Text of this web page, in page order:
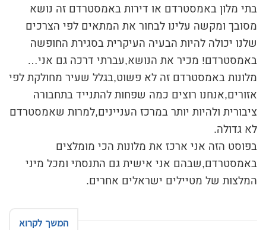
בתי מלון באמסטרדם או דירות באמסטרדם זה נושא
מסובך ומקשה עלינו לבחור את המתאים לפי הצרכים
שלנו יכולה להיות הבעיה העיקרית בסגירת החופשה
באמסטרדם! מכיר את הנושא,עברתי דרכה גם אני…
מלונות באמסטרדם זה לא פשוט,בגלל שעיר מחולקת לפי
אזורים,אנחנו רוצים כמה שפחות להתנייד בתחבורה
ציבורית ולהיות יותר במרכז העניינים,למרות שאמסטרדם
לא גדולה.
בפוסט הזה אני ארכז את מלונות הכי מומלצים
באמסטרדם,שבהם אני אישית גם התנסתי ומכל מיני
המלצות של מטיילים ישראלים אחרים.
המשך לקרוא